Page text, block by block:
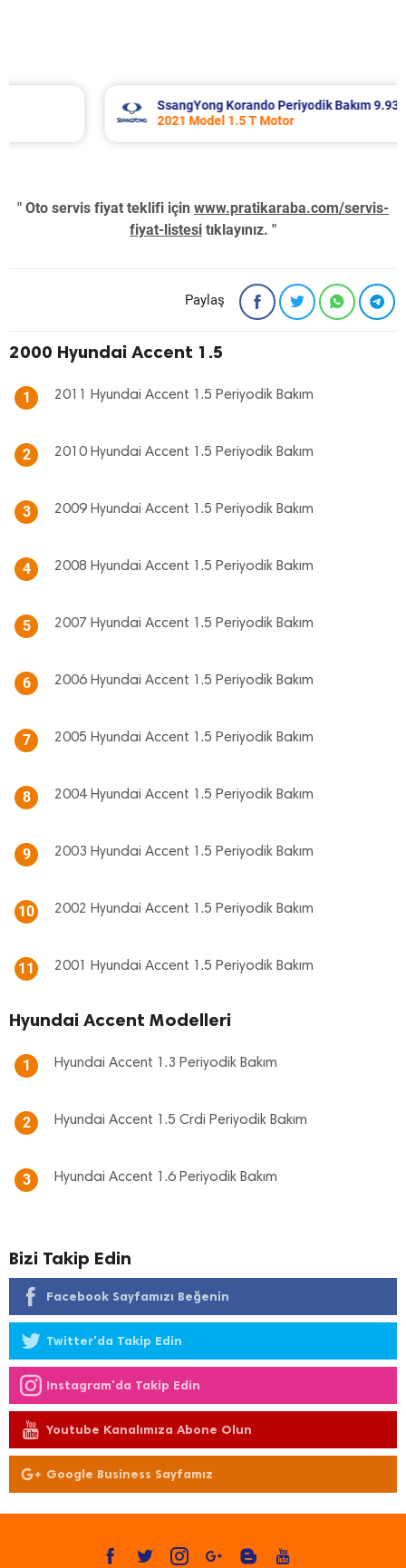
SsangYong Korando Periyodik Bakım 9.937 TL
2021 Model 1.5 T Motor
" Oto servis fiyat teklifi için www.pratikaraba.com/servis-
fiyat-listesi tıklayınız. "
Paylaş
2000 Hyundai Accent 1.5
1 2011 Hyundai Accent 1.5 Periyodik Bakım
2 2010 Hyundai Accent 1.5 Periyodik Bakım
3 2009 Hyundai Accent 1.5 Periyodik Bakım
4 2008 Hyundai Accent 1.5 Periyodik Bakım
5 2007 Hyundai Accent 1.5 Periyodik Bakım
6 2006 Hyundai Accent 1.5 Periyodik Bakım
7 2005 Hyundai Accent 1.5 Periyodik Bakım
8 2004 Hyundai Accent 1.5 Periyodik Bakım
9 2003 Hyundai Accent 1.5 Periyodik Bakım
10 2002 Hyundai Accent 1.5 Periyodik Bakım
11 2001 Hyundai Accent 1.5 Periyodik Bakım
Hyundai Accent Modelleri
1 Hyundai Accent 1.3 Periyodik Bakım
2 Hyundai Accent 1.5 Crdi Periyodik Bakım
3 Hyundai Accent 1.6 Periyodik Bakım
Bizi Takip Edin
Facebook Sayfamızı Beğenin
Twitter'da Takip Edin
Instagram'da Takip Edin
Youtube Kanalımıza Abone Olun
Google Business Sayfamız